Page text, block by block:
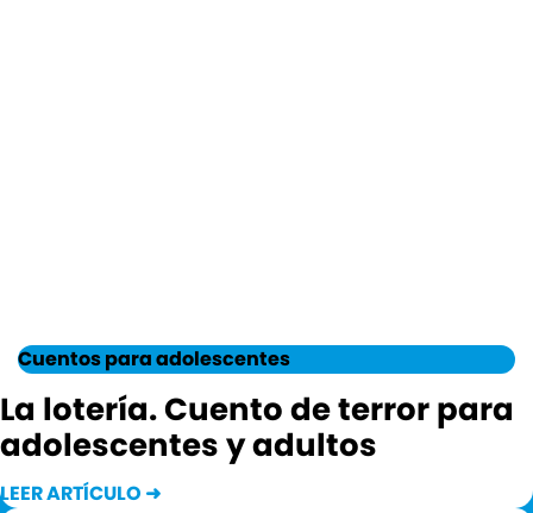
Cuentos para adolescentes
La lotería. Cuento de terror para
adolescentes y adultos
LEER ARTÍCULO ➜